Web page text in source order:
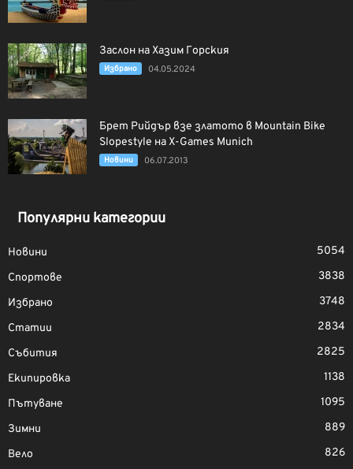
Заслон на Хазим Горския
Избрано 04.05.2024
Брет Рийдър взе златото в Mountain Bike
Slopestyle на X-Games Munich
Новини 06.07.2013
Популярни категории
Новини
5054
Спортове
3838
Избрано
3748
Статии
2834
Събития
2825
Екипировка
1138
Пътуване
1095
Зимни
889
Вело
826